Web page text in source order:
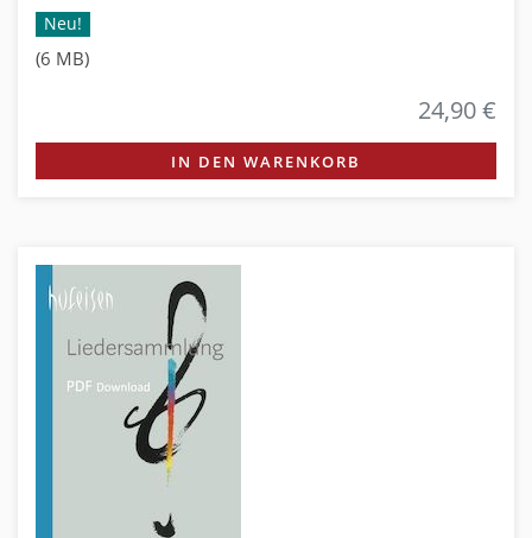
Neu!
(6 MB)
24,90 €
IN DEN WARENKORB